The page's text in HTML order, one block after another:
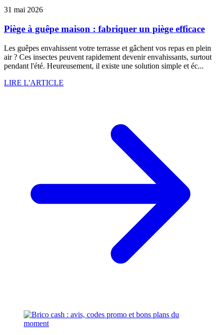
31 mai 2026
Piège à guêpe maison : fabriquer un piège efficace
Les guêpes envahissent votre terrasse et gâchent vos repas en plein
air ? Ces insectes peuvent rapidement devenir envahissants, surtout
pendant l'été. Heureusement, il existe une solution simple et éc...
LIRE L'ARTICLE